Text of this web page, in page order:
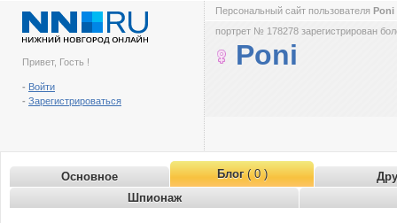
Привет, Гость !
- Войти
- Зарегистрироваться
Персональный сайт пользователя Poni
портрет № 178278 зарегистрирован
Poni
Основное Блог( 0 )
Шпионаж